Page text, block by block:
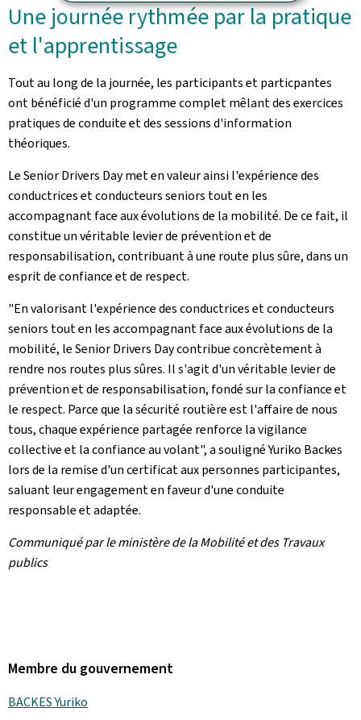
Une journée rythmée par la pratique
et l'apprentissage
Tout au long de la journée, les participants et particpantes
ont bénéficié d'un programme complet mêlant des exercices
pratiques de conduite et des sessions d'information
théoriques.
LeSenior Drivers Daymet en valeur ainsi l'expérience des
conductrices et conducteurs seniors tout en les
accompagnant face aux évolutions de la mobilité. De ce fait, il
constitue un véritable levier de prévention et de
responsabilisation, contribuant à une route plus sûre, dans un
esprit de confiance et de respect.
"En valorisant l'expérience des conductrices et conducteurs
seniors tout en les accompagnant face aux évolutions de la
mobilité, leSenior Drivers Daycontribue concrètement à
rendre nos routes plus sûres. Il s'agit d'un véritable levier de
prévention et de responsabilisation, fondé sur la confiance et
le respect. Parce que la sécurité routière est l'affaire de nous
tous, chaque expérience partagée renforce la vigilance
collective et la confiance au volant", a souligné Yuriko Backes
lors de la remise d'un certificat aux personnes participantes,
saluant leur engagement en faveur d'une conduite
responsable et adaptée.
Communiqué par le ministère de la Mobilité et des Travaux
publics
Membre du gouvernement
BACKES Yuriko